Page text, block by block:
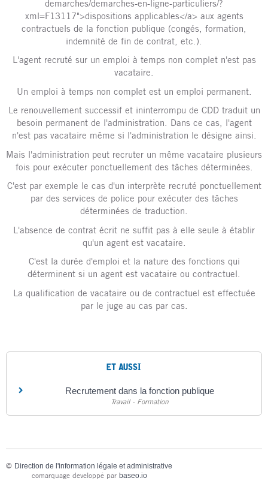
demarches/demarches-en-ligne-particuliers/?
xml=F13117">dispositions applicables</a> aux agents
contractuels de la fonction publique (congés, formation,
indemnité de fin de contrat, etc.).
L'agent recruté sur un emploi à temps non complet n'est pas
vacataire.
Un emploi à temps non complet est un emploi permanent.
Le renouvellement successif et ininterrompu de CDD traduit un
besoin permanent de l'administration. Dans ce cas, l'agent
n'est pas vacataire même si l'administration le désigne ainsi.
Mais l'administration peut recruter un même vacataire plusieurs
fois pour exécuter ponctuellement des tâches déterminées.
C'est par exemple le cas d'un interprète recruté ponctuellement
par des services de police pour exécuter des tâches
déterminées de traduction.
L'absence de contrat écrit ne suffit pas à elle seule à établir
qu'un agent est vacataire.
C'est la durée d'emploi et la nature des fonctions qui
déterminent si un agent est vacataire ou contractuel.
La qualification de vacataire ou de contractuel est effectuée
par le juge au cas par cas.
ET AUSSI
Recrutement dans la fonction publique
Travail - Formation
© Direction de l'information légale et administrative
comarquage developpé par baseo.io